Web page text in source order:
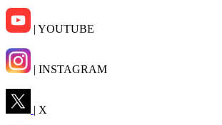
| YOUTUBE
| INSTAGRAM
| X